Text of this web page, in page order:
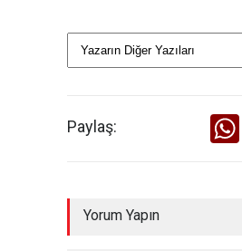
Paylaş:
Yorum Yapın